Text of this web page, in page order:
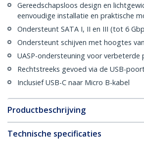
Gereedschapsloos design en
eenvoudige installatie en praktische
Ondersteunt SATA I, II en III (tot 6
Ondersteunt schijven met hoogtes
UASP-ondersteuning voor verbeterde
Rechtstreeks gevoed via de USB-
Inclusief USB-C naar Micro B-kabel
Productbeschrijving
Technische specificaties